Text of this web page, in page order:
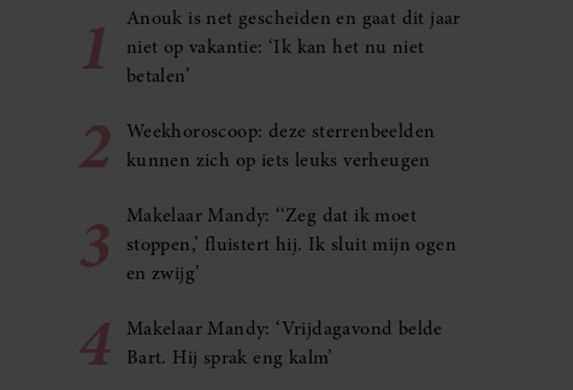
1
Anouk is net gescheiden en gaat dit jaar
niet op vakantie: ‘Ik kan het nu niet
betalen’
2
Weekhoroscoop: deze sterrenbeelden
kunnen zich op iets leuks verheugen
3
Makelaar Mandy: ‘‘Zeg dat ik moet
stoppen,’ fluistert hij. Ik sluit mijn ogen
en zwijg’
4
Makelaar Mandy: ‘Vrijdagavond belde
Bart. Hij sprak eng kalm’